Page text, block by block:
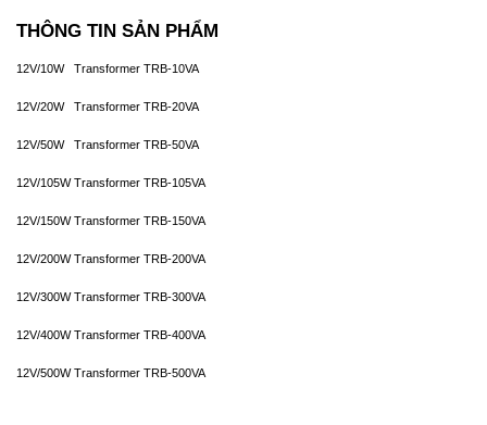
THÔNG TIN SẢN PHẨM
12V/10W Transformer TRB-10VA
12V/20W Transformer TRB-20VA
12V/50W Transformer TRB-50VA
12V/105W Transformer TRB-105VA
12V/150W Transformer TRB-150VA
12V/200W Transformer TRB-200VA
12V/300W Transformer TRB-300VA
12V/400W Transformer TRB-400VA
12V/500W Transformer TRB-500VA